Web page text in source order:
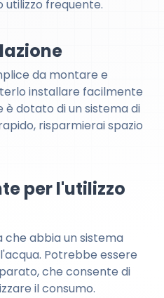
utilizzo frequente.
da montare e
installare facilmente
è dotato di un sistema di
risparmierai spazio
per l'utilizzo
che abbia un sistema
Potrebbe essere
che consente di
il consumo.